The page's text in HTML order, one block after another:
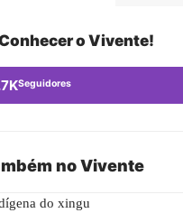
o Vivente!
Seguidores
no Vivente